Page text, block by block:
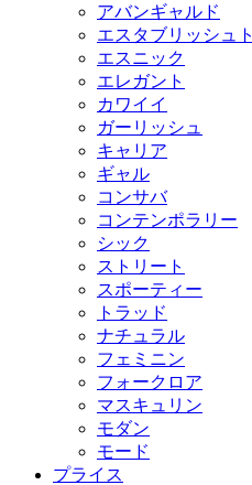
アバンギャルド
エスタブリッシュト
エスニック
エレガント
カワイイ
ガーリッシュ
キャリア
ギャル
コンサバ
コンテンポラリー
シック
ストリート
スポーティー
トラッド
ナチュラル
フェミニン
フォークロア
マスキュリン
モダン
モード
プライス